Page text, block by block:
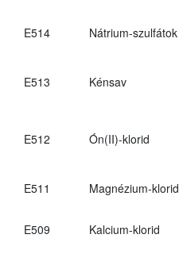
E514 Nátrium-szulfátok
E513 Kénsav
E512 Ón(II)-klorid
E511
Magnézium-klorid
E509 Kalcium-klorid